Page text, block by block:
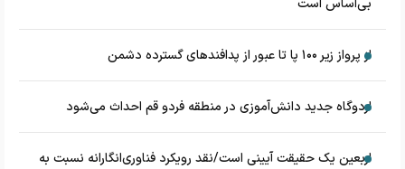
از پرواز زیر ۱۰۰ پا تا عبور از پدافند‌های گسترده دشمن
اردوگاه جدید دانش‌آموزی در منطقه فردو قم احداث می‌شود
اربعین یک حقیقت آیینی است/نقد رویکرد فناوری‌انگارانه نسبت به